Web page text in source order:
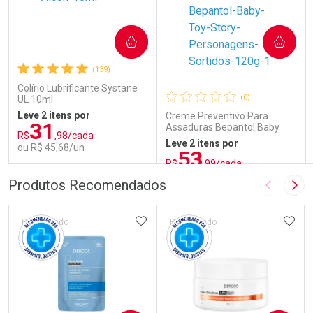
(139)
Colírio Lubrificante Systane
UL 10ml
Leve 2 itens por
R$31 ,98/cada
ou R$ 45,68/un
COMPRAR
FECHAR
FECHAR
Por Menos
(0)
Creme Preventivo Para
Assaduras Bepantol Baby
Toy Story Personagens
Sortidos 120g
Leve 2 itens por
R$53,99/cada
COMPRAR
Por Menos
Produtos Recomendados Imagem
Patrocinado ADICIONAR AOS FAVORITOS
Patrocinado